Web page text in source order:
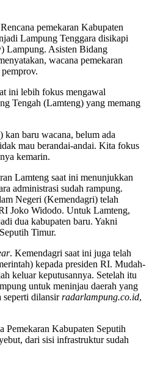
Rencana pemekaran Kabupaten
Lampung Tenggara disikapi
Lampung. Asisten Bidang
wacana pemekaran
ini lebih fokus mengawal
Tengah (Lamteng) yang memang
kan baru wacana, belum ada
mau berandai-andai. Kita fokus
kemarin.
Lamteng saat ini menunjukkan
administrasi sudah rampung.
Negeri (Kemendagri) telah
Joko Widodo. Untuk Lamteng,
dua kabupaten baru. Yakni
Timur.
. Kemendagri saat ini juga telah
kepada presiden RI. Mudah-
keluar keputusannya. Setelah itu
untuk meninjau daerah yang
seperti dilansirradarlampung.co.id,
Pemekaran Kabupaten Seputih
dari sisi infrastruktur sudah